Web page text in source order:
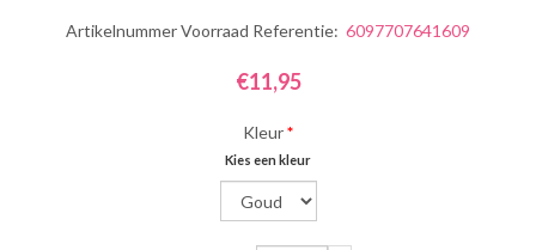
Artikelnummer Voorraad Referentie: 6097707641609
€11,95
Kleur*
Kies een kleur